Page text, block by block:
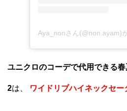
ユニクロのコーデで代用できる
2は、 ワイドリブハイネックセー